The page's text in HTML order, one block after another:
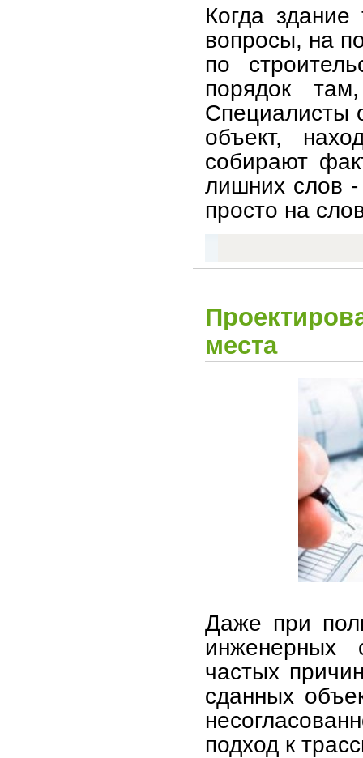
Когда
вопросы, на
по
порядок
Специалисты
объект,
собирают
лишних слов -
просто на
места
Даже при
инженерных
частых
сданных
подход к